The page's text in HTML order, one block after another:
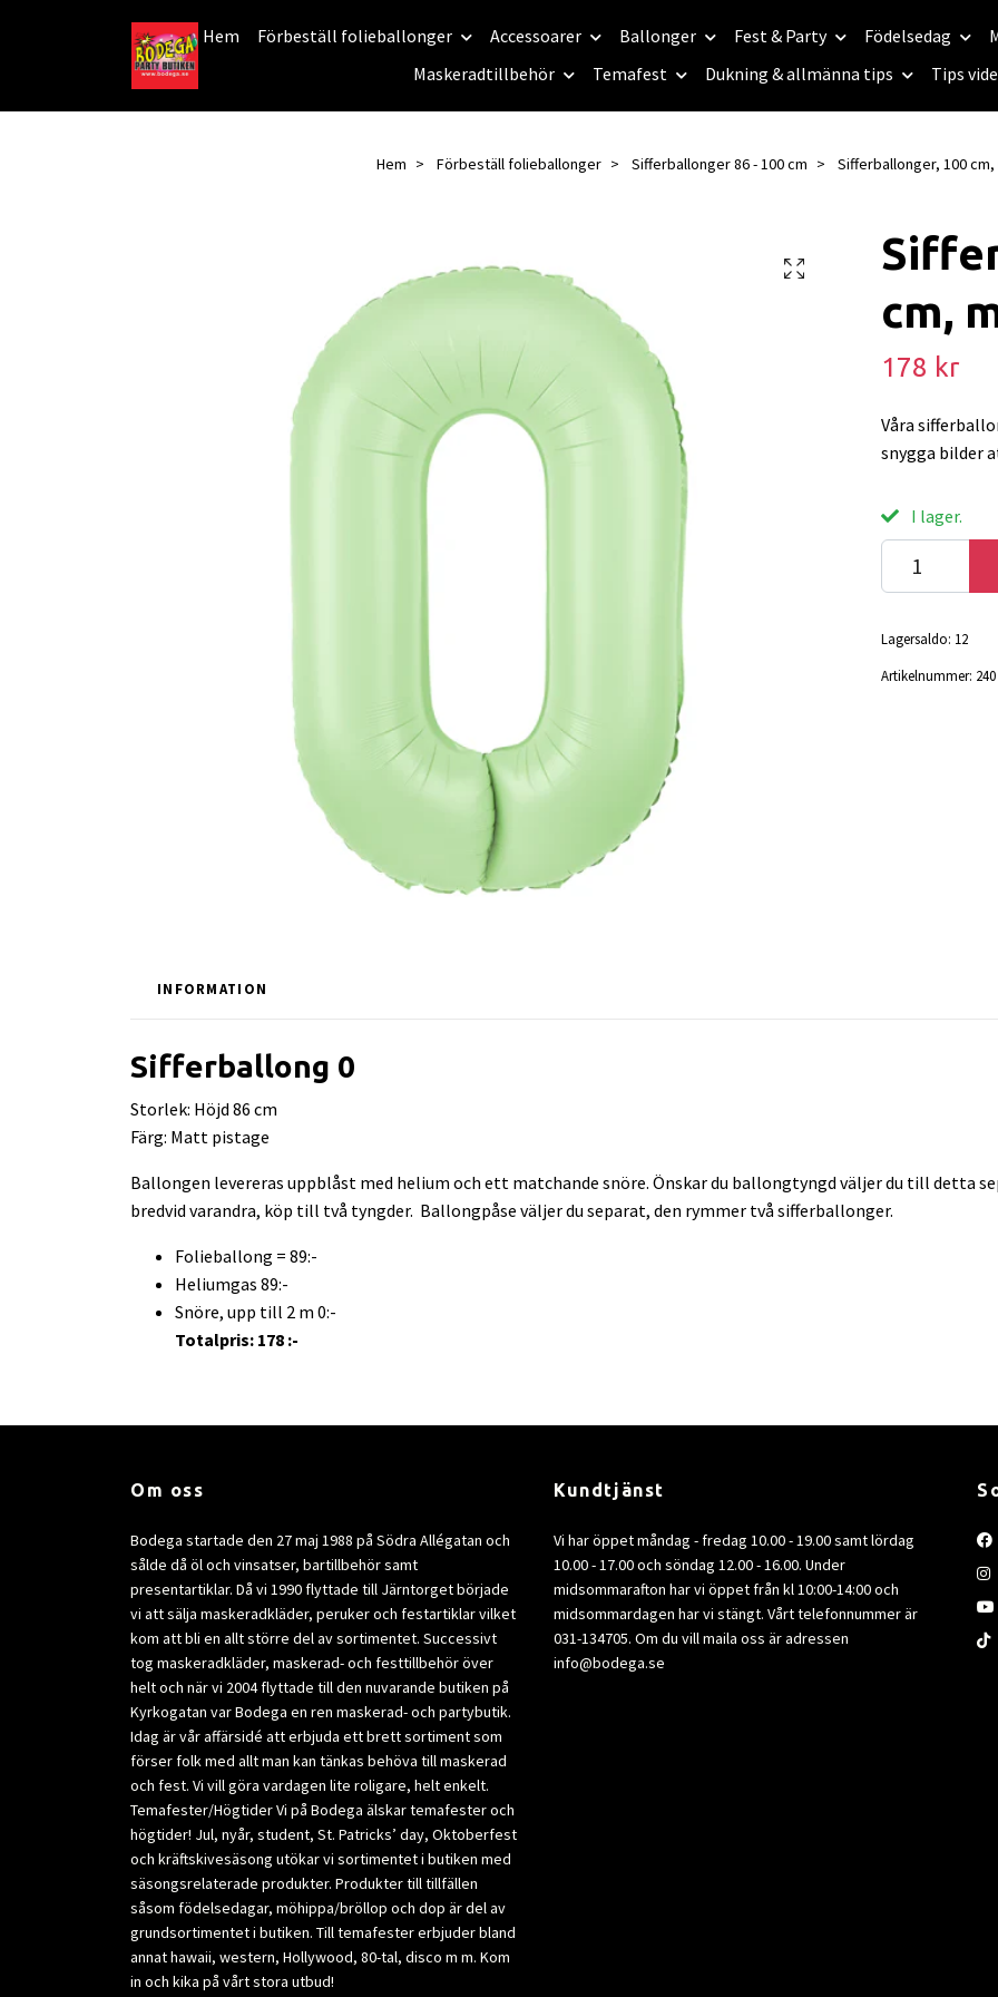
Hem Förbeställ folieballonger Accessoarer Ballonger Fest & Party Födelsedag
Maskeradtillbehör
Temafest Dukning & allmänna tips Tips
Hem Förbeställ folieballonger Sifferballonger 86 - 100 cm Sifferballonger, 100
cm,
178 kr
Våra
snygga bilder
I lager.
Lagersaldo: 12
Artikelnummer:
INFORMATION
Sifferballong 0
Storlek: Höjd 86 cm
Färg: Matt pistage
Ballongen levereras uppblåst med helium och ett matchande snöre. Önskar du ballongtyngd väljer du till detta
bredvid varandra, köp till två tyngder. Ballongpåse väljer du separat, den rymmer två sifferballonger.
Folieballong = 89:-
Heliumgas 89:-
Snöre, upp till 2 m 0:-
Totalpris: 178 :-
Om oss
Bodega startade den 27 maj 1988 på Södra Allégatan och
sålde då öl och vinsatser, bartillbehör samt
presentartiklar. Då vi 1990 flyttade till Järntorget började
vi att sälja maskeradkläder, peruker och festartiklar vilket
kom att bli en allt större del av sortimentet. Successivt
tog maskeradkläder, maskerad- och festtillbehör över
helt och när vi 2004 flyttade till den nuvarande butiken på
Kyrkogatan var Bodega en ren maskerad- och partybutik.
Idag är vår affärsidé att erbjuda ett brett sortiment som
förser folk med allt man kan tänkas behöva till maskerad
och fest. Vi vill göra vardagen lite roligare, helt enkelt.
Temafester/Högtider Vi på Bodega älskar temafester och
högtider! Jul, nyår, student, St. Patricks’ day, Oktoberfest
och kräftskivesäsong utökar vi sortimentet i butiken med
säsongsrelaterade produkter. Produkter till tillfällen
såsom födelsedagar, möhippa/bröllop och dop är del av
grundsortimentet i butiken. Till temafester erbjuder bland
annat hawaii, western, Hollywood, 80-tal, disco m m. Kom
in och kika på vårt stora utbud!
Kundtjänst
Vi har öppet måndag - fredag 10.00 - 19.00 samt lördag
10.00 - 17.00 och söndag 12.00 - 16.00. Under
midsommarafton har vi öppet från kl 10:00-14:00 och
midsommardagen har vi stängt. Vårt telefonnummer är
031-134705. Om du vill maila oss är adressen
info@bodega.se